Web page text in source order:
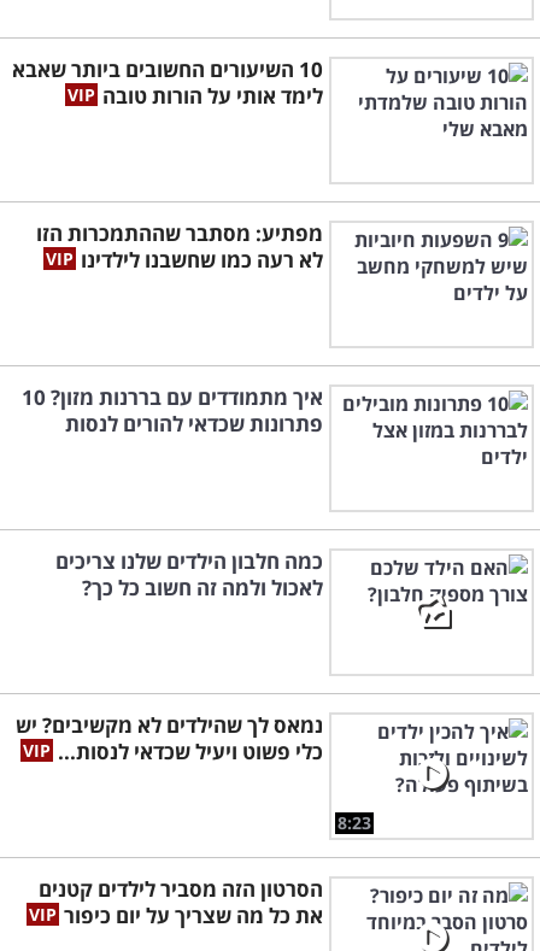
10 השיעורים החשובים ביותר שאבא
לימד אותי על הורות טובה
מפתיע: מסתבר שההתמכרות הזו
לא רעה כמו שחשבנו לילדינו
איך מתמודדים עם בררנות מזון? 10
פתרונות שכדאי להורים לנסות
כמה חלבון הילדים שלנו צריכים
לאכול ולמה זה חשוב כל כך?
8:23
נמאס לך שהילדים לא מקשיבים? יש
כלי פשוט ויעיל שכדאי לנסות...
הסרטון הזה מסביר לילדים קטנים
את כל מה שצריך על יום כיפור